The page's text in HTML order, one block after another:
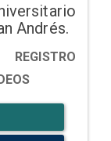
Andrés.